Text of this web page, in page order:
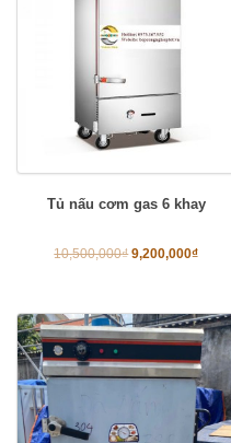
Tủ nấu cơm gas 6 khay
10,500,000₫ 9,200,000₫